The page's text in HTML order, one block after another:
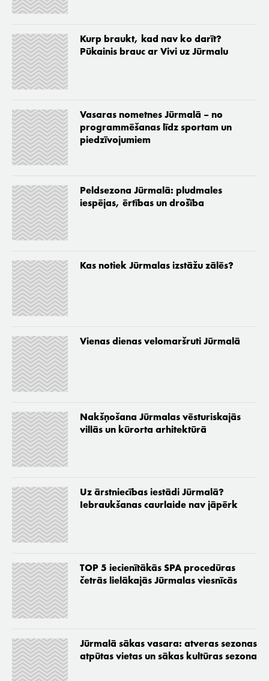
Kurp braukt, kad nav ko darīt?
Pūkainis brauc ar Vivi uz Jūrmalu
Vasaras nometnes Jūrmalā – no
programmēšanas līdz sportam un
piedzīvojumiem
Peldsezona Jūrmalā: pludmales
iespējas, ērtības un drošība
Kas notiek Jūrmalas izstāžu zālēs?
Vienas dienas velomaršruti Jūrmalā
Nakšņošana Jūrmalas vēsturiskajās
villās un kūrorta arhitektūrā
Uz ārstniecības iestādi Jūrmalā?
Iebraukšanas caurlaide nav jāpērk
TOP 5 iecienītākās SPA procedūras
četrās lielākajās Jūrmalas viesnīcās
Jūrmalā sākas vasara: atveras sezonas
atpūtas vietas un sākas kultūras sezona